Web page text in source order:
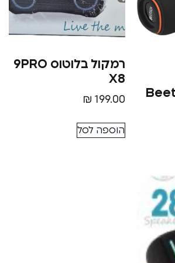
רמקול בלוטוס 9PRO
199.00
הוספה לסל